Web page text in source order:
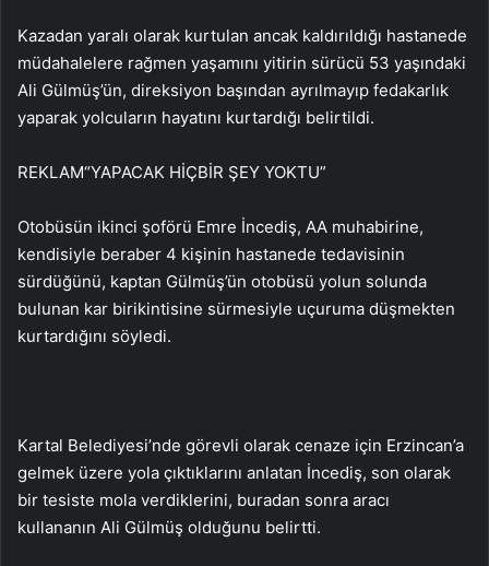
Kazadan yaralı olarak kurtulan ancak kaldırıldığı hastanede
müdahalelere rağmen yaşamını yitirin sürücü 53 yaşındaki
Ali Gülmüş’ün, direksiyon başından ayrılmayıp fedakarlık
yaparak yolcuların hayatını kurtardığı belirtildi.
REKLAM“YAPACAK HİÇBİR ŞEY YOKTU”
Otobüsün ikinci şoförü Emre İncediş, AA muhabirine,
kendisiyle beraber 4 kişinin hastanede tedavisinin
sürdüğünü, kaptan Gülmüş’ün otobüsü yolun solunda
bulunan kar birikintisine sürmesiyle uçuruma düşmekten
kurtardığını söyledi.
Kartal Belediyesi’nde görevli olarak cenaze için Erzincan’a
gelmek üzere yola çıktıklarını anlatan İncediş, son olarak
bir tesiste mola verdiklerini, buradan sonra aracı
kullananın Ali Gülmüş olduğunu belirtti.